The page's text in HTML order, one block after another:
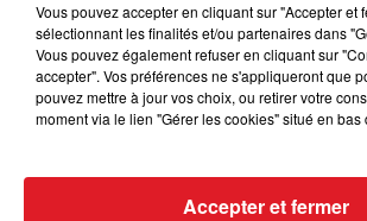
ENTRE NOUS : MAITRE ANTOINE
DÉFENSE DE L'AUTOMOBILISTE
Vous pouvez accepter en cliquant sur "Accepter et
sélectionnant les finalités et/ou partenaires dans
Vous pouvez également refuser en cliquant sur
accepter". Vos préférences ne s'appliqueront que
pouvez mettre à jour vos choix, ou retirer votre
moment via le lien "Gérer les cookies" situé en bas
Accepter et fermer